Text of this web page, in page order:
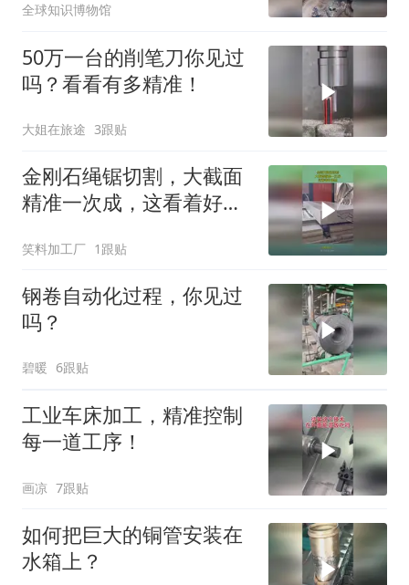
全球知识博物馆
50万一台的削笔刀你见过
吗？看看有多精准！
大姐在旅途 3跟贴
金刚石绳锯切割，大截面
精准一次成，这看着好震
笑料加工厂 1跟贴
钢卷自动化过程，你见过
吗？
碧暖 6跟贴
工业车床加工，精准控制
每一道工序！
画凉 7跟贴
如何把巨大的铜管安装在
水箱上？